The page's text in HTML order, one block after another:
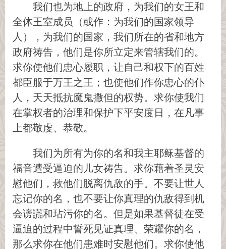
我们也为地上的政府，为我们的女王和
全体王室成员（或作：为我们的国家领导
人），为我们的国家，我们所在的省和地方
政府祷告，他们是你所立定来管辖我们的。
求你使他们忠心履职，让自己和权下的百姓
都臣服于万王之王；也使他们作你忠心的仆
人，天天抵抗魔鬼撒但的权势。求你使我们
在掌权者的治理和保护下平安度日，在凡事
上都敬虔、恭敬。
我们为所有为你的名和我主耶稣基督的
福音遭受逼迫的儿女祷告。求你藉着圣灵安
慰他们，救他们脱离仇敌的手。不要让世人
忘记你的名，也不要让你真理的仇敌得到机
会谤讟和玷污你的名。但是如果基督徒在受
逼迫的过程中誓死见证真理、荣耀你的名，
那么求你在他们患难时安慰他们。求你使他